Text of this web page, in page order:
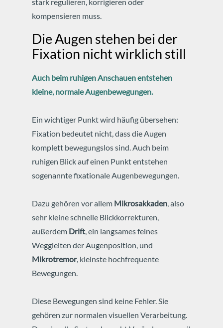
kompensieren muss.
Die Augen stehen bei der
Fixation nicht wirklich still
Auch beim ruhigen Anschauen entstehen
kleine, normale Augenbewegungen.
Ein wichtiger Punkt wird häufig übersehen:
Fixation bedeutet nicht, dass die Augen
komplett bewegungslos sind. Auch beim
ruhigen Blick auf einen Punkt entstehen
sogenannte fixationale Augenbewegungen.
Dazu gehören vor allem Mikrosakkaden, also
sehr kleine schnelle Blickkorrekturen,
außerdem Drift, ein langsames feines
Weggleiten der Augenposition, und
Mikrotremor, kleinste hochfrequente
Bewegungen.
Diese Bewegungen sind keine Fehler. Sie
gehören zur normalen visuellen Verarbeitung.